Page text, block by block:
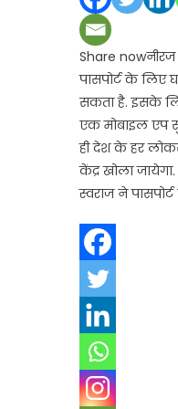
Share nowनीरज
पासपोर्ट के लिए
सकता है. इसके
एक मोबाइल एप
ही देश के हर
केंद्र खोला
स्वराज ने